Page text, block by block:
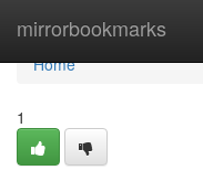
mirrorbookmarks
Home
Home
1